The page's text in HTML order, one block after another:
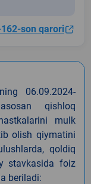
162-son qarori
06.09.2024-
qishloq
mulk
olish qiymatini
qoldiq
stavkasida foiz
beriladi: